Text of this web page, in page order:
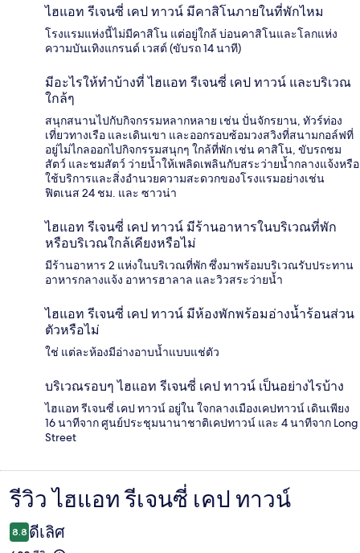
ไฮแอท รีเจนซี่ เคป ทาวน์ มีคาสิโนภายในที่พักไหม
โรงแรมแห่งนี้ไม่มีคาสิโน แต่อยู่ใกล้ บ่อนคาสิโนและโลกแห่ง
ความบันเทิงแกรนด์ เวสต์ (ขับรถ 14 นาที)
มีอะไรให้ทำบ้างที่ ไฮแอท รีเจนซี่ เคป ทาวน์ และบริเวณ
ใกล้ๆ
สนุกสนานไปกับกิจกรรมหลากหลาย เช่น ปั่นจักรยาน, ทัวร์ท่อง
เที่ยวทางเรือ และเดินเขา และออกรอบซ้อมวงสวิงที่สนามกอล์ฟที่
อยู่ไม่ไกลออกไปกิจกรรมสนุกๆ ใกล้ที่พัก เช่น คาสิโน, ขับรถชม
สัตว์ และชมสัตว์ ว่ายน้ำให้เพลิดเพลินกับสระว่ายน้ำกลางแจ้งหรือ
ใช้บริการและสิ่งอำนวยความสะดวกของโรงแรมอย่างเช่น
ฟิตเนส 24 ชม. และ ซาวน่า
ไฮแอท รีเจนซี่ เคป ทาวน์ มีร้านอาหารในบริเวณที่พัก
หรือบริเวณใกล้เคียงหรือไม่
มีร้านอาหาร 2 แห่งในบริเวณที่พัก ซึ่งมาพร้อมบริเวณรับประทาน
อาหารกลางแจ้ง อาหารฮาลาล และวิวสระว่ายน้ำ
ไฮแอท รีเจนซี่ เคป ทาวน์ มีห้องพักพร้อมอ่างน้ำร้อนส่วน
ตัวหรือไม่
ใช่ แต่ละห้องมีอ่างอาบน้ำแบบแช่ตัว
บริเวณรอบๆ ไฮแอท รีเจนซี่ เคป ทาวน์ เป็นอย่างไรบ้าง
ไฮแอท รีเจนซี่ เคป ทาวน์ อยู่ใน ใจกลางเมืองเคปทาวน์ เดินเพียง
16 นาทีจาก ศูนย์ประชุมนานาชาติเคปทาวน์ และ 4 นาทีจาก Long
Street
รีวิว
รีวิว ไฮแอท รีเจนซี่ เคป ทาวน์
8.8 ดีเลิศ